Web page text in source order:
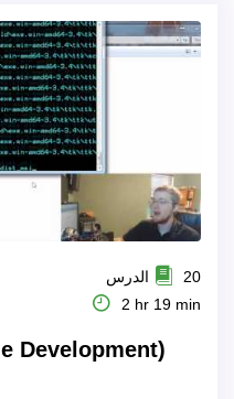
20 الدرس
2 hr 19 min
Development)